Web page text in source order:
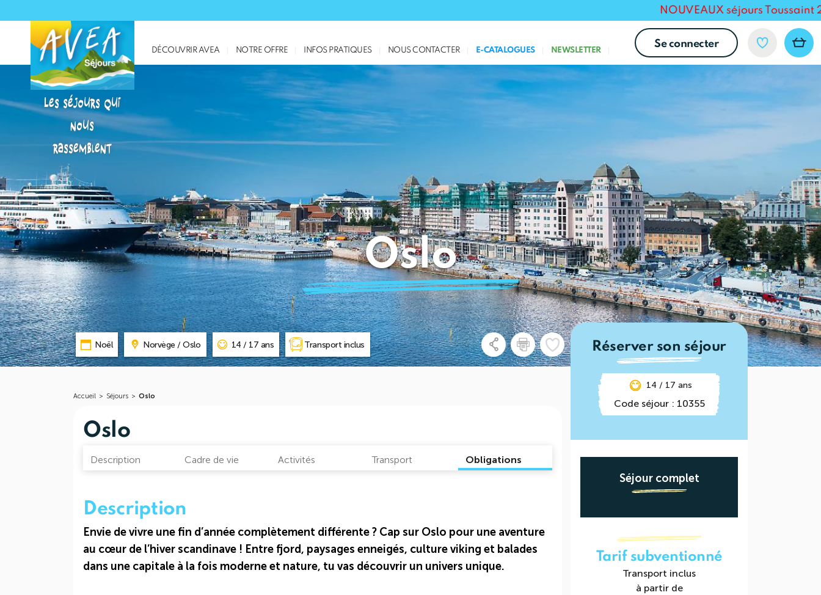
NOUVEAUX séjours Toussaint 2026
Les séjours qui
nous
rassemblent
DÉCOUVRIR AVEA NOTRE OFFRE INFOS PRATIQUES NOUS CONTACTER E-CATALOGUES NEWSLETTER
Se connecter
Oslo
Noël Norvège / Oslo 14 / 17 ans Transport inclus
Accueil > Séjours > Oslo
Oslo
Description Cadre de vie Activités Transport Obligations
Description
Envie de vivre une fin d’année complètement différente ? Cap sur Oslo pour une aventure
au cœur de l’hiver scandinave ! Entre fjord, paysages enneigés, culture viking et balades
dans une capitale à la fois moderne et nature, tu vas découvrir un univers unique.
Réserver son séjour
14 / 17 ans
Code séjour : 10355
Séjour complet
Tarif subventionné
Transport inclus
à partir de